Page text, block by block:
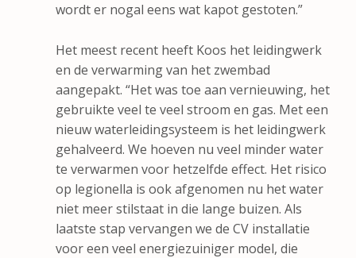
wordt er nogal eens wat kapot gestoten.”
Het meest recent heeft Koos het leidingwerk
en de verwarming van het zwembad
aangepakt. “Het was toe aan vernieuwing, het
gebruikte veel te veel stroom en gas. Met een
nieuw waterleidingsysteem is het leidingwerk
gehalveerd. We hoeven nu veel minder water
te verwarmen voor hetzelfde effect. Het risico
op legionella is ook afgenomen nu het water
niet meer stilstaat in die lange buizen. Als
laatste stap vervangen we de CV installatie
voor een veel energiezuiniger model, die